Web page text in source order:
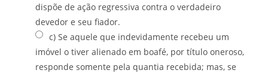
dispõe de ação regressiva contra o verdadeiro
devedor e seu fiador.
c) Se aquele que indevidamente recebeu um
imóvel o tiver alienado em boafé, por título oneroso,
responde somente pela quantia recebida; mas, se